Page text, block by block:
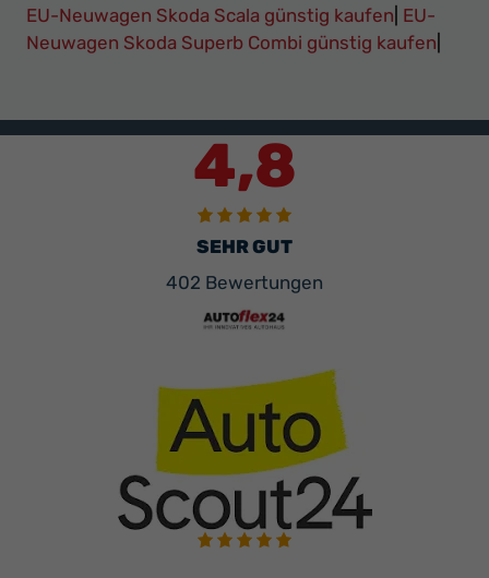
EU-Neuwagen Skoda Scala günstig kaufen EU-
Neuwagen Skoda Superb Combi günstig kaufen
4,8
SEHR GUT
402 Bewertungen